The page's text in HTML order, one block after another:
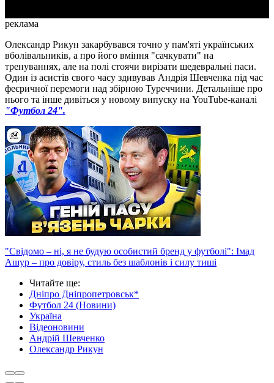
реклама
Олександр Рикун закарбувався точно у пам'яті українських
вболівальників, а про його вміння "сачкувати" на
тренуваннях, але на полі стоячи вирізати шедевральні паси.
Один із асистів свого часу здивував Андрія Шевченка під час
феєричної перемоги над збірною Туреччини. Детальніше про
нього та інше дивіться у новому випуску на YouTube-каналі
"Футбол 24".
"Свідомо – ні, я не будую особистий бренд у футболі": Імад
Ашур – про довіру, стиль без шаблонів і силу тиші
Читайте ще:
Дніпро Дніпропетровськ*
Футбол 24 (Новини)
Україна
Відеоновини
Андрій Шевченко
Олександр Рикун